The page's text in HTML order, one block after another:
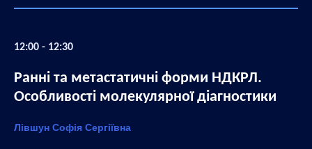
12:00 - 12:30
Ранні та метастатичні форми НДКРЛ.
Особливості молекулярної діагностики
Лівшун Софія Сергіївна